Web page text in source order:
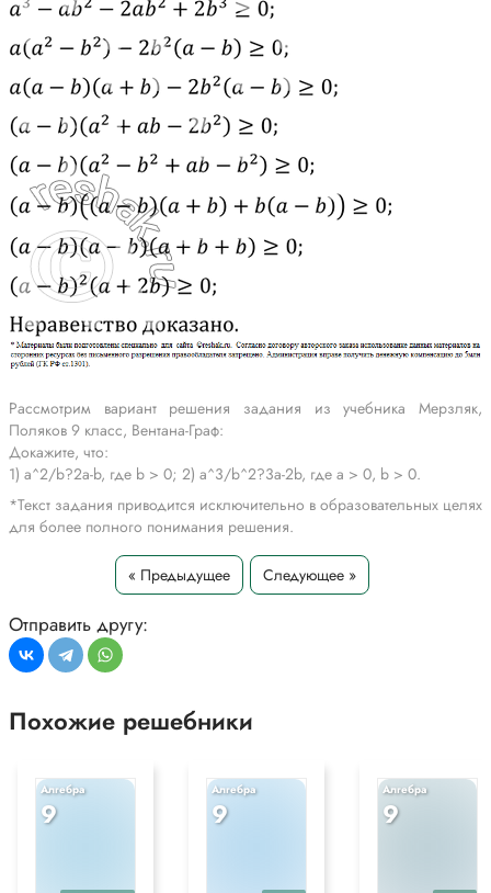
Рассмотрим вариант решения задания из учебника Мерзляк,
Поляков 9 класс, Вентана-Граф:
Докажите, что:
1) a^2/b?2a-b, где b > 0; 2) a^3/b^2?3a-2b, где a > 0, b > 0.
*Текст задания приводится исключительно в образовательных целях
для более полного понимания решения.
« Предыдущее Следующее »
Отправить другу:
Похожие решебники
Алгебра
9
Алгебра
9
Алгебра
9